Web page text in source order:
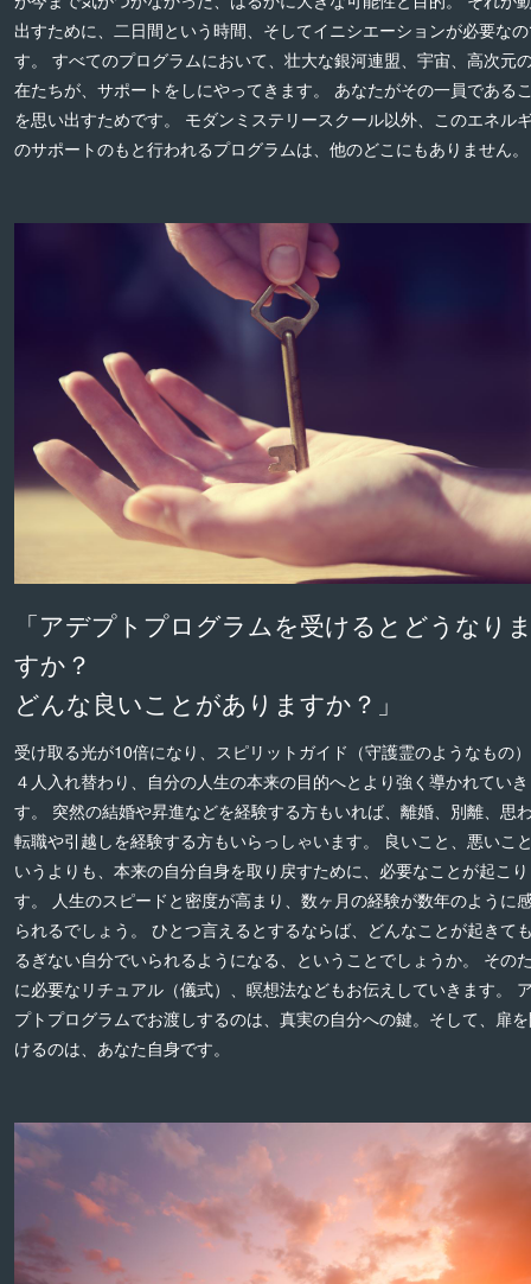
出すために、二日間という時間、そしてイニシエーションが必要な
す。 すべてのプログラムにおいて、壮大な銀河連盟、宇宙、高次元
在たちが、サポートをしにやってきます。 あなたがその一員である
を思い出すためです。 モダンミステリースクール以外、このエネル
のサポートのもと行われるプログラムは、他のどこにもありません。
「アデプトプログラムを受けるとどうなり
すか？
どんな良いことがありますか？」
受け取る光が10倍になり、スピリットガイド（守護霊のようなもの
４人入れ替わり、自分の人生の本来の目的へとより強く導かれてい
す。 突然の結婚や昇進などを経験する方もいれば、離婚、別離、思
転職や引越しを経験する方もいらっしゃいます。 良いこと、悪いこ
いうよりも、本来の自分自身を取り戻すために、必要なことが起こ
す。 人生のスピードと密度が高まり、数ヶ月の経験が数年のように
られるでしょう。 ひとつ言えるとするならば、どんなことが起きて
るぎない自分でいられるようになる、ということでしょうか。 その
に必要なリチュアル（儀式）、瞑想法などもお伝えしていきます。
プトプログラムでお渡しするのは、真実の自分への鍵。そして、扉
けるのは、あなた自身です。